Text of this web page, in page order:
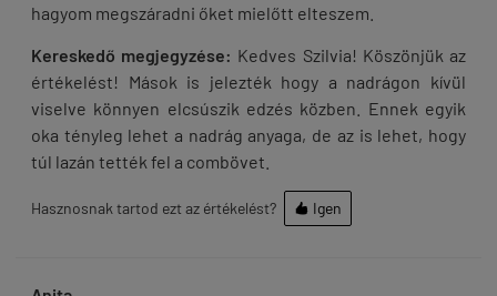
hagyom megszáradni őket mielőtt elteszem.
Kereskedő megjegyzése: Kedves Szilvia! Köszönjük az
értékelést! Mások is jelezték hogy a nadrágon kívül
viselve könnyen elcsúszik edzés közben. Ennek egyik
oka tényleg lehet a nadrág anyaga, de az is lehet, hogy
túl lazán tették fel a combövet.
Hasznosnak tartod ezt az értékelést?  Igen